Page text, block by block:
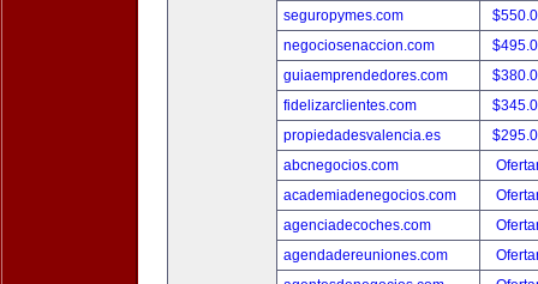
seguropymes.com
negociosenaccion.com
guiaemprendedores.com
fidelizarclientes.com
propiedadesvalencia.es
abcnegocios.com
academiadenegocios.com
agenciadecoches.com
agendadereuniones.com